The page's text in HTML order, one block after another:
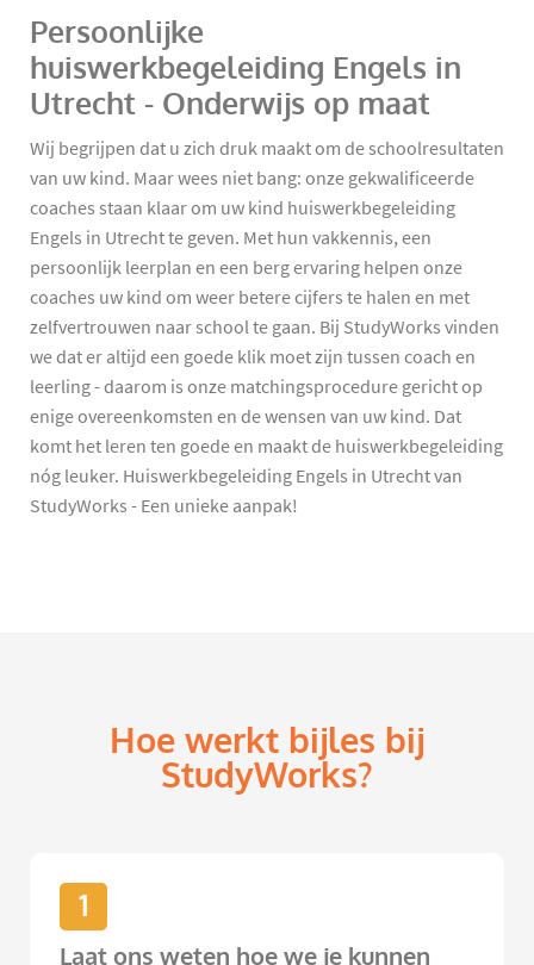
Persoonlijke
huiswerkbegeleiding Engels in
Utrecht - Onderwijs op maat
Wij begrijpen dat u zich druk maakt om de schoolresultaten
van uw kind. Maar wees niet bang: onze gekwalificeerde
coaches staan klaar om uw kind huiswerkbegeleiding
Engels in Utrecht te geven. Met hun vakkennis, een
persoonlijk leerplan en een berg ervaring helpen onze
coaches uw kind om weer betere cijfers te halen en met
zelfvertrouwen naar school te gaan. Bij StudyWorks vinden
we dat er altijd een goede klik moet zijn tussen coach en
leerling - daarom is onze matchingsprocedure gericht op
enige overeenkomsten en de wensen van uw kind. Dat
komt het leren ten goede en maakt de huiswerkbegeleiding
nóg leuker. Huiswerkbegeleiding Engels in Utrecht van
StudyWorks - Een unieke aanpak!
Hoe werkt bijles bij
StudyWorks?
1
Laat ons weten hoe we je kunnen